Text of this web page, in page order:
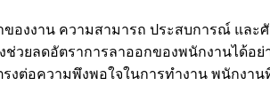
องงาน ความสามารถ ประสบการณ์ และ
ช่วยลดอัตราการลาออกของพนักงานได้อ
รงต่อความพึงพอใจในการทำงาน พนักง